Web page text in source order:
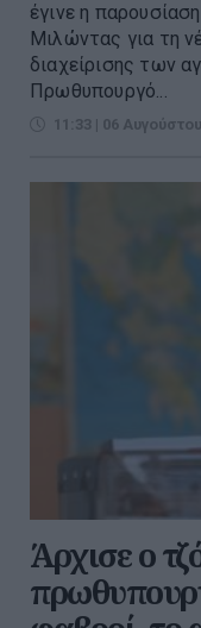
έγινε η
Μιλώντας για τη
διαχείρισης των
Πρωθυπουργό...
11:33 | 06
Άρχισε ο